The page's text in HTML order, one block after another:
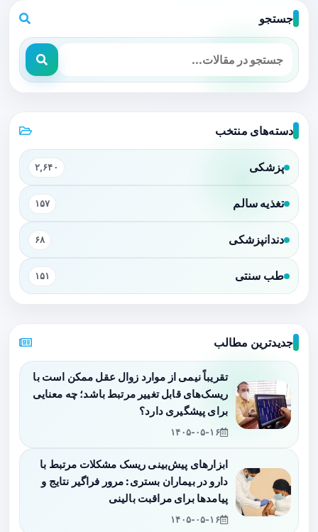
جستجو
دسته‌های منتخب
پزشکی ۲,۶۴۰
تغذیه سالم ۱۵۷
دندانپزشکی ۶۸
طب سنتی ۱۵۱
جدیدترین مطالب
تقریباً نیمی از موارد زوال عقل ممکن است با
ریسک‌های قابل تغییر مرتبط باشد؛ چه معنایی
برای پیشگیری دارد؟
۱۴۰۵-۰۵-۱۶
ابزارهای پیش‌بینی ریسک مشکلات مرتبط با
دارو در بیماران بستری: مرور فراگیر نتایج و
پیامدها برای مراقبت بالینی
۱۴۰۵-۰۵-۱۶